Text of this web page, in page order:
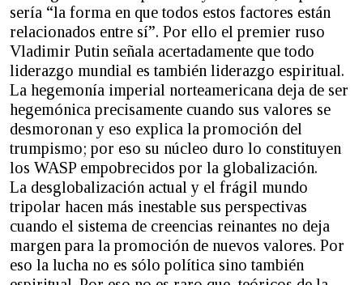
sería “la forma en que todos estos factores están
relacionados entre sí”. Por ello el premier ruso
Vladimir Putin señala acertadamente que todo
liderazgo mundial es también liderazgo espiritual.
La hegemonía imperial norteamericana deja de ser
hegemónica precisamente cuando sus valores se
desmoronan y eso explica la promoción del
trumpismo; por eso su núcleo duro lo constituyen
los WASP empobrecidos por la globalización.
La desglobalización actual y el frágil mundo
tripolar hacen más inestable sus perspectivas
cuando el sistema de creencias reinantes no deja
margen para la promoción de nuevos valores. Por
eso la lucha no es sólo política sino también